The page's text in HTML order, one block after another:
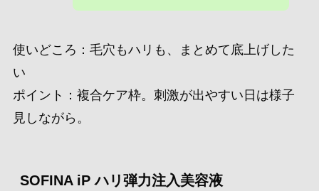
使いどころ：毛穴もハリも、まとめて底上げした
い
ポイント：複合ケア枠。刺激が出やすい日は様子
見しながら。
SOFINA iP ハリ弾力注入美容液